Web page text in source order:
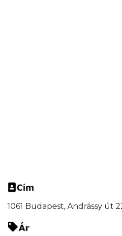
1061 Budapest, Andrássy út